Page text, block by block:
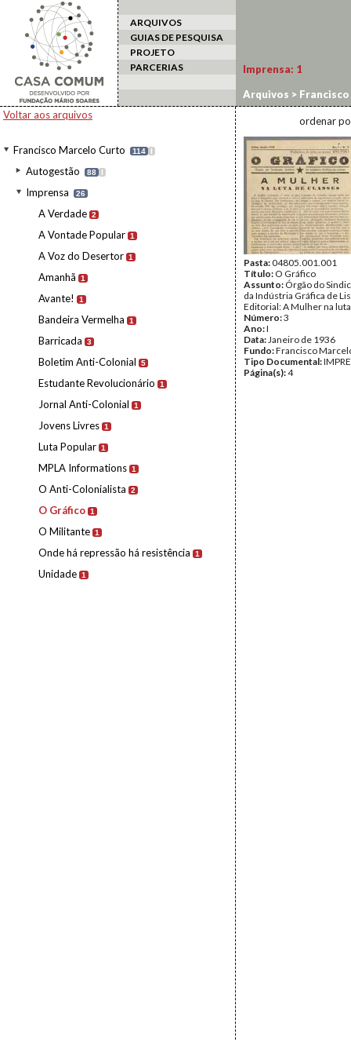
ARQUIVOS
GUIAS DE PESQUISA
PROJETO
PARCERIAS
Voltar aos arquivos
Francisco Marcelo Curto 114 I
Autogestão 88 I
Imprensa 26
A Verdade 2
A Vontade Popular 1
A Voz do Desertor 1
Amanhã 1
Avante! 1
Bandeira Vermelha 1
Barricada 3
Boletim Anti-Colonial 5
Estudante Revolucionário 1
Jornal Anti-Colonial 1
Jovens Livres 1
Luta Popular 1
MPLA Informations 1
O Anti-Colonialista 2
O Gráfico 1
O Militante 1
Onde há repressão há resistência 1
Unidade 1
Imprensa: 1
Arquivos >
ordenar
Pasta:04805.001.001
Título: O Gráfico
Assunto: Órgão do
da Indústria Gráfica de
Editorial: A Mulher na
Número:3
Ano:I
Data:Janeiro de 1936
Fundo:Francisco
Tipo Documental:
Página(s):4